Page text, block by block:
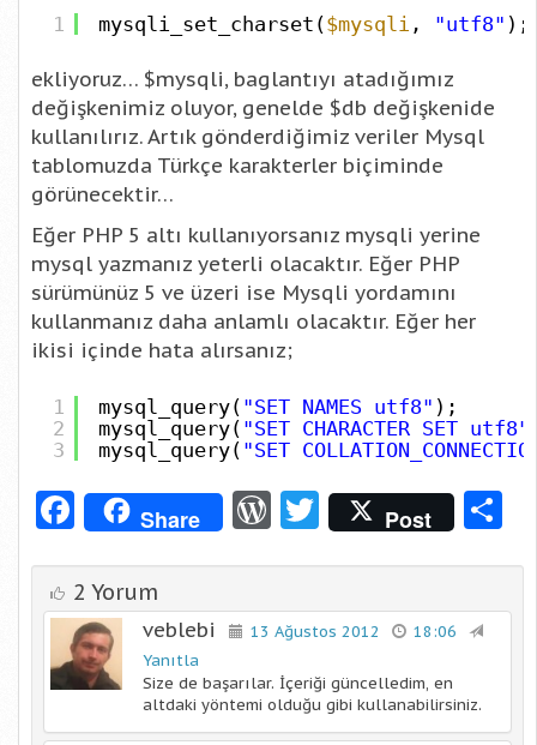
1 mysqli_set_charset($mysqli , "utf8" );
ekliyoruz… $mysqli, baglantıyı atadığımız
değişkenimiz oluyor, genelde $db değişkenide
kullanılırız. Artık gönderdiğimiz veriler Mysql
tablomuzda Türkçe karakterler biçiminde
görünecektir…
Eğer PHP 5 altı kullanıyorsanız mysqli yerine
mysql yazmanız yeterli olacaktır. Eğer PHP
sürümünüz 5 ve üzeri ise Mysqli yordamını
kullanmanız daha anlamlı olacaktır. Eğer her
ikisi içinde hata alırsanız;
1
2
3
mysql_query( "SET NAMES utf8" );
mysql_query( "SET CHARACTER SET utf8"
mysql_query( "SET
Facebook
Share WordPress
Twitter
Post
2 Yorum
veblebi 13 Ağustos 2012
18:06
Yanıtla
Size de başarılar. İçeriği güncelledim, en
altdaki yöntemi olduğu gibi kullanabilirsiniz.